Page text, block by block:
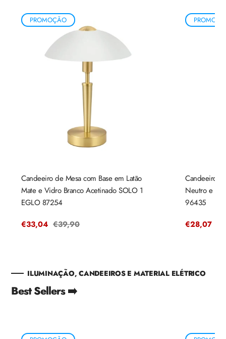
PROMOÇÃO
Candeeiro de Mesa com Base em Latão
Mate e Vidro Branco Acetinado SOLO 1
EGLO 87254
Preço
€33,04 Preço
€39,90
Candeeiro
Neutro e
96435
Preço
€28,07
ILUMINAÇÃO, CANDEEIROS E MATERIAL ELÉTRICO
Best Sellers ➡️